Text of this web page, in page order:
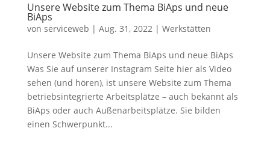
Unsere Website zum Thema BiAps und neue
BiAps
von serviceweb | Aug. 31, 2022| Werkstätten
Unsere Website zum Thema BiAps und neue BiAps
Was Sie auf unserer Instagram Seite hier als Video
sehen (und hören), ist unsere Website zum Thema
betriebsintegrierte Arbeitsplätze – auch bekannt als
BiAps oder auch Außenarbeitsplätze. Sie bilden
einen Schwerpunkt...